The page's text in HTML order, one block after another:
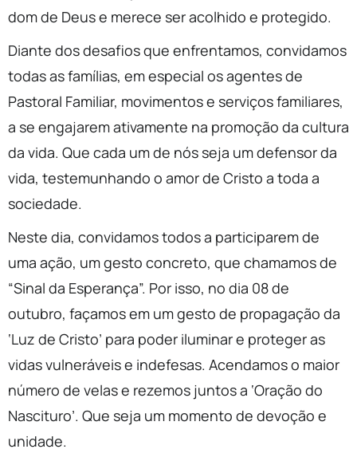
dom de Deus e merece ser acolhido e protegido.
Diante dos desafios que enfrentamos, convidamos
todas as famílias, em especial os agentes de
Pastoral Familiar, movimentos e serviços familiares,
a se engajarem ativamente na promoção da cultura
da vida. Que cada um de nós seja um defensor da
vida, testemunhando o amor de Cristo a toda a
sociedade.
Neste dia, convidamos todos a participarem de
uma ação, um gesto concreto, que chamamos de
“Sinal da Esperança”. Por isso, no dia 08 de
outubro, façamos em um gesto de propagação da
‘Luz de Cristo’ para poder iluminar e proteger as
vidas vulneráveis e indefesas. Acendamos o maior
número de velas e rezemos juntos a ‘Oração do
Nascituro’. Que seja um momento de devoção e
unidade.